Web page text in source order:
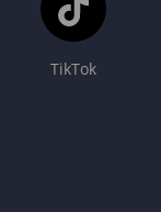
TikTok